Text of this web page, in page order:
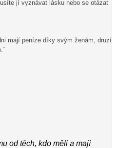
jí vyznávat lásku nebo se otázat
mají peníze díky svým ženám, druzí
od těch, kdo měli a mají